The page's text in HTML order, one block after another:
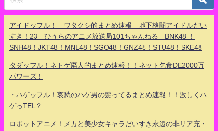
アイドッフル！ ワタクシ的まとめ速報 地下格闘アイドルだい
すき！23 ひうらのアニメ放送局101ちゃんねる BNK48 ！
SNH48！JKT48！MNL48！SGO48！GNZ48！STU48！SKE48
タダッフル！ネトゲ廃人的まとめ速報！！ネット乞食DE2000万
パワーズ！
・ハゲッフル！哀愁のハゲ男の髪ってるまとめ速報！！激しくハ
ゲっTEL？
ロボットアニメ！メカと美少女キャラだいすき永遠の非リア充・